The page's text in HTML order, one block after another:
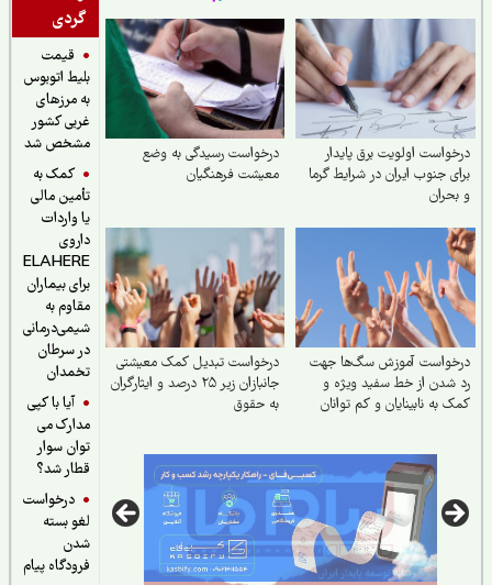
گردی
قیمت
بلیط اتوبوس
به مرزهای
غربی کشور
مشخص شد
کمک به
تأمین مالی
یا واردات
داروی
ELAHERE
برای بیماران
مقاوم به
شیمی‌درمانی
در سرطان
تخمدان
آیا با کپی
مدارک می
توان سوار
قطار شد؟
درخواست
لغو بسته
فرودگاه پیام
اولویت برق پایدار
جنوب ایران در شرایط گرما
درخواست رسیدگی به وضع
معیشت فرهنگیان
آموزش سگ‌ها جهت
شدن از خط سفید ویژه و
به نابینایان و کم توانان
درخواست تبدیل کمک معیشتی
جانبازان زیر ۲۵ درصد و ایثارگران
به حقوق